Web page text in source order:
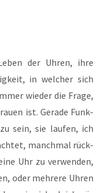
der Uhren, ihre
in wel­cher sich
wie­der die Fra­ge,
ist. Gera­de Funk­
sein, sie lau­fen, ich
manch­mal rück­
Uhr zu ver­wen­den,
oder meh­re­re Uhren